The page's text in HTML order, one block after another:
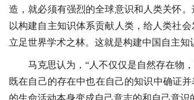
造，就必须有强烈的全球意识和人类关怀
以构建自主知识体系贡献人类，给人类社
立足世界学术之林。这就是构建中国自主知
马克思认为，“人不仅仅是自然存在物
既在自己的存在中也在自己的知识中确证